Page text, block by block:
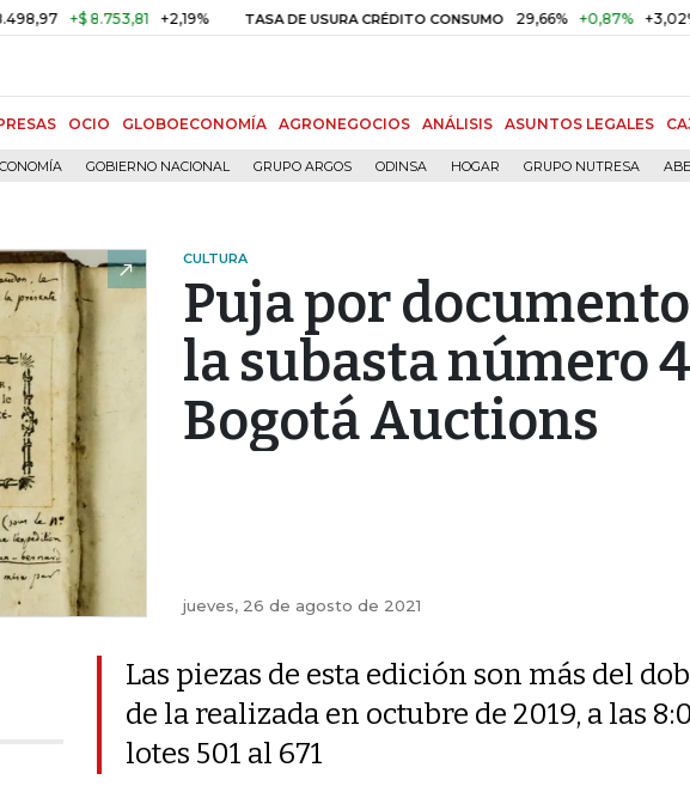
+2,19% TASA DE USURA CRÉDITO CONSUMO 29,66% +0,87% +3,02% DTF
OCIO GLOBOECONOMÍA AGRONEGOCIOS ANÁLISIS ASUNTOS LEGALES
GOBIERNO NACIONAL GRUPO ARGOS ODINSA HOGAR GRUPO NUTRESA
CULTURA
Puja por
la subasta número
Bogotá Auctions
jueves, 26 de agosto de 2021
Las piezas de esta edición son más del
de la realizada en octubre de 2019, a las
lotes 501 al 671